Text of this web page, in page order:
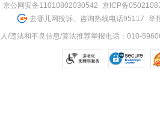
京公网安备11010802030542
京ICP备
去哪儿网投诉、咨询热线电话95117 举
/违法和不良信息/算法推荐举报电话：010-